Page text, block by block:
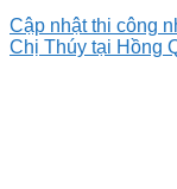
Cập nhật thi công
Chị Thúy tại Hồng